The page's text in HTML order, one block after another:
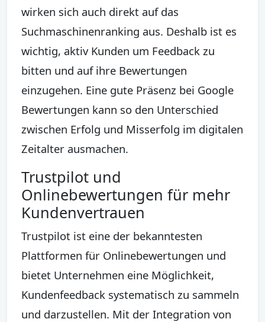
wirken sich auch direkt auf das
Suchmaschinenranking aus. Deshalb ist es
wichtig, aktiv Kunden um Feedback zu
bitten und auf ihre Bewertungen
einzugehen. Eine gute Präsenz bei Google
Bewertungen kann so den Unterschied
zwischen Erfolg und Misserfolg im digitalen
Zeitalter ausmachen.
Trustpilot und
Onlinebewertungen für mehr
Kundenvertrauen
Trustpilot ist eine der bekanntesten
Plattformen für Onlinebewertungen und
bietet Unternehmen eine Möglichkeit,
Kundenfeedback systematisch zu sammeln
und darzustellen. Mit der Integration von